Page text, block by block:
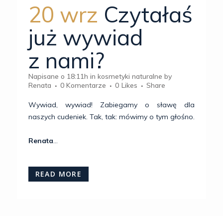
20 wrz Czytałaś
już wywiad
z nami?
Napisane o 18:11h in kosmetyki naturalne by
Renata
0 Komentarze 0 Likes Share
Wywiad, wywiad! Zabiegamy o sławę dla
naszych cudeniek. Tak, tak: mówimy o tym głośno.
Renata...
READ MORE